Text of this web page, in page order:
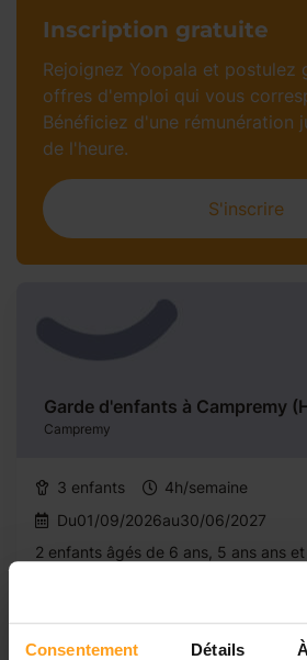
Consentement Détails
Garde d'enfants à Campremy
Campremy
3 enfants
4h/semaine
Du01/09/2026au30/06/2027
2 enfants âgés de 6 ans, 5 ans ans
leur nounou pour les garder lundi,
de 17h30 à 18h30 à compter du 01/
disponible, dynamique, à l'écoute,
n'hésitez pas à postuler !
Inscription gratuite​
Rejoignez Yoopala et postulez
offres d'emploi qui vous
Bénéficiez d'une rémunération
de l'heure.​
S'inscrire